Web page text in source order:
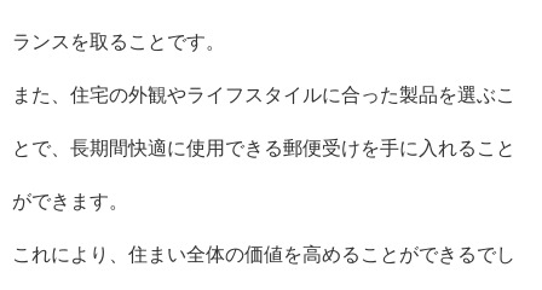
ランスを取ることです。
また、住宅の外観やライフスタイルに合った製品を選ぶこ
とで、長期間快適に使用できる郵便受けを手に入れること
ができます。
これにより、住まい全体の価値を高めることができるでし